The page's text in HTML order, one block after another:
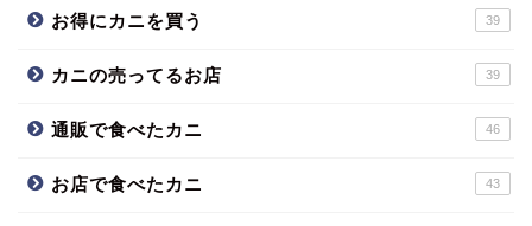
お得にカニを買う 39
カニの売ってるお店 39
通販で食べたカニ 46
お店で食べたカニ 43